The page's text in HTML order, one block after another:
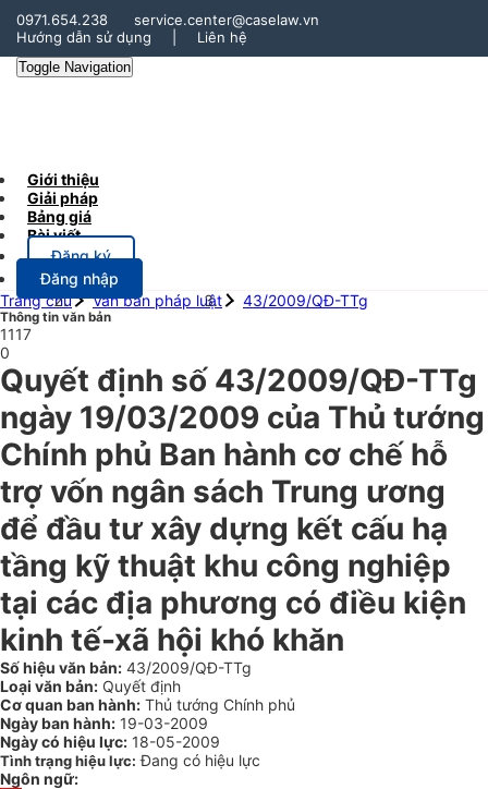
0971.654.238
service.center@caselaw.vn
Hướng dẫn sử dụng
Liên hệ
Toggle Navigation
Giới thiệu
Giải pháp
Bảng giá
Bài viết
Đăng ký
Đăng nhập
Trang chủ
Văn bản pháp luật 43/2009/QĐ-TTg
Thông tin văn bản
1117
0
Quyết định số 43/2009/QĐ-TTg
ngày 19/03/2009 của Thủ tướng
Chính phủ Ban hành cơ chế hỗ
trợ vốn ngân sách Trung ương
để đầu tư xây dựng kết cấu hạ
tầng kỹ thuật khu công nghiệp
tại các địa phương có điều kiện
kinh tế-xã hội khó khăn
Số hiệu văn bản: 43/2009/QĐ-TTg
Loại văn bản: Quyết định
Cơ quan ban hành: Thủ tướng Chính phủ
Ngày ban hành: 19-03-2009
Ngày có hiệu lực: 18-05-2009
Tình trạng hiệu lực: Đang có hiệu lực
Ngôn ngữ: